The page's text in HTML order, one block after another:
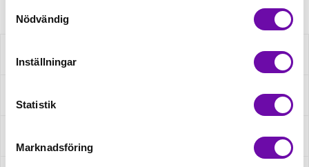
Nödvändig
Inställningar
Statistik
Marknadsföring